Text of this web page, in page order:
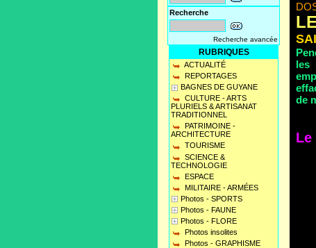
Recherche
Recherche avancée
RUBRIQUES
ACTUALITÉ
REPORTAGES
BAGNES DE GUYANE
CULTURE - ARTS
PLURIELS & ARTISANAT
TRADITIONNEL
PATRIMOINE -
ARCHITECTURE
TOURISME
SCIENCE &
TECHNOLOGIE
ESPACE
MILITAIRE - ARMÉES
Photos - SPORTS
Photos - FAUNE
Photos - FLORE
Photos insolites
Photos - GRAPHISME
les
de